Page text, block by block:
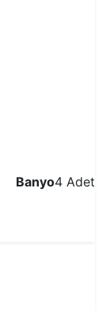
Banyo4 Adet